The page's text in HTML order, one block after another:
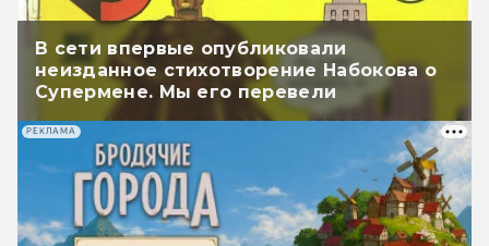
В сети впервые опубликовали
неизданное стихотворение Набокова о
Супермене. Мы его перевели
РЕКЛАМА